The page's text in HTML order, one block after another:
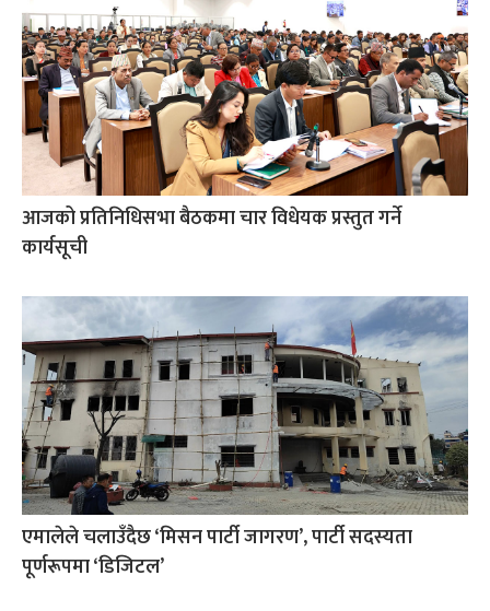
आजको प्रतिनिधिसभा बैठकमा चार विधेयक प्रस्तुत गर्ने
कार्यसूची
एमालेले चलाउँदैछ ‘मिसन पार्टी जागरण’, पार्टी सदस्यता
पूर्णरूपमा ‘डिजिटल’